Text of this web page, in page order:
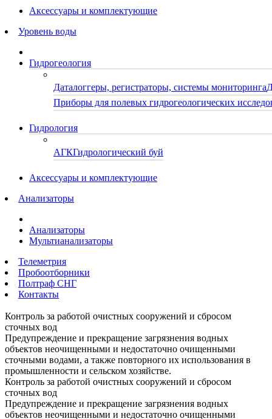
Аксессуары и комплектующие
Уровень воды
Гидрогеология
Даталоггеры, регистраторы, системы мониторинга
Приборы для полевых гидрогеологических
Гидрология
АГКГидрологический буй
Аксессуары и комплектующие
Анализаторы
Анализаторы
Мультианализаторы
Телеметрия
Пробоотборники
Полтраф СНГ
Контакты
Контроль за работой очистных сооружений и сбросом
сточных вод
Предупреждение и прекращение загрязнения водных
объектов неочищенными и недостаточно очищенными
сточными водами, а также повторного их использования в
промышленности и сельском хозяйстве.
Контроль за работой очистных сооружений и сбросом
сточных вод
Предупреждение и прекращение загрязнения водных
объектов неочищенными и недостаточно очищенными